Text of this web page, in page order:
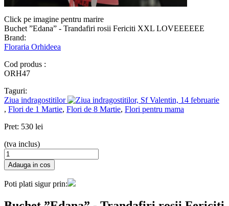
Click pe imagine pentru marire
Buchet ”Edana” - Trandafiri rosii Fericiti XXL LOVEEEEEE
Brand:
Floraria Orhideea
Cod produs :
ORH47
Taguri:
Ziua indragostitilor
, Flori de 1 Martie, Flori de 8 Martie, Flori pentru mama
Pret: 530 lei
(tva inclus)
Poti plati sigur prin: